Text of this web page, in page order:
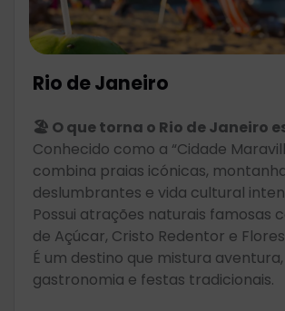
Rio de Janeiro
🏖️ O que torna o Rio de Janeiro
Conhecido como a “Cidade
combina praias icónicas,
deslumbrantes e vida cultural
Possui atrações naturais famosas
de Açúcar, Cristo Redentor e
É um destino que mistura
gastronomia e festas tradicionais.